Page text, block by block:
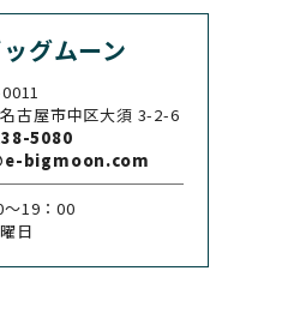
CHOPARD
ショパール
CHRONO TOKYO
CVSTOS
グムーン
古屋市中区大須 3-2-6
5080
bigmoon.com
19：00
日